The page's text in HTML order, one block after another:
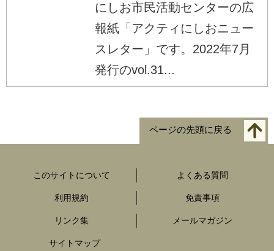
にしお市民活動センターの広
報紙「アクティにしおニュー
スレター」です。2022年7月
発行のvol.31...
ページの先頭に戻る
このサイトについて よくある質問
利用規約 免責事項
リンク集 メールマガジン
サイトマップ